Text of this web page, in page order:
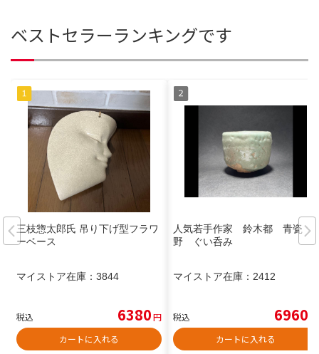
ベストセラーランキングです
三枝惣太郎氏 吊り下げ型フラワ
ーベース
マイストア在庫： 3844
税込 6380円
カートに入れる
人気若手作家 鈴木都 青瓷
野 ぐい呑み
マイストア在庫： 2412
税込 6960
カートに入れる